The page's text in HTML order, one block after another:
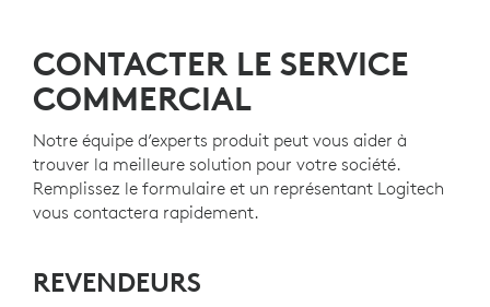
PLASTIQUE RECYCLÉ
Les pièces en plastique de Signature Slim Wired K620
post-consommation certifié8Sauf le plastique du
pour donner une
seconde vie au plastique en fin de vie issu d’anciens
produits électroniques grand public et contribuer à
réduire notre empreinte carbone.
CONTACTER LE SERVICE
COMMERCIAL
Notre équipe d’experts produit peut vous aider à
trouver la meilleure solution pour votre société.
Remplissez le formulaire et un représentant Logitech
vous contactera rapidement.
REVENDEURS